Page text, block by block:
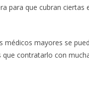
para que cubran
mayores se
contratarlo con